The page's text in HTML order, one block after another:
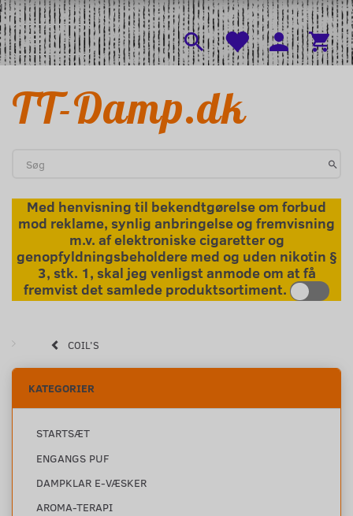
l
Skifte navigation
Menu
TT-Damp.dk
Med henvisning til bekendtgørelse om forbud
mod reklame, synlig anbringelse og fremvisning
m.v. af elektroniske cigaretter og
genopfyldningsbeholdere med og uden nikotin §
3, stk. 1, skal jeg venligst anmode om at få
fremvist det samlede produktsortiment.
COIL'S
KATEGORIER
STARTSÆT
ENGANGS PUF
DAMPKLAR E-VÆSKER
AROMA-TERAPI